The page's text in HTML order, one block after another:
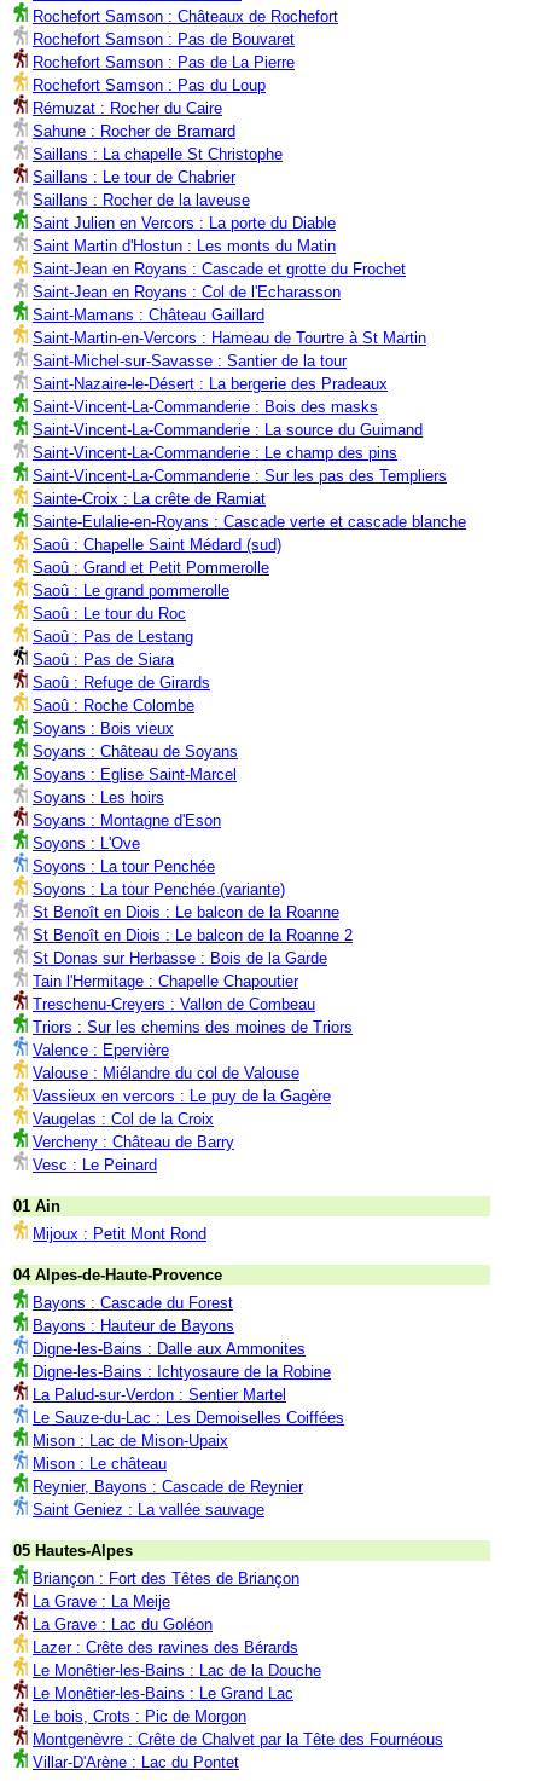
Rochefort Samson : Châteaux de Rochefort
Rochefort Samson : Pas de Bouvaret
Rochefort Samson : Pas de La Pierre
Rochefort Samson : Pas du Loup
Rémuzat : Rocher du Caire
Sahune : Rocher de Bramard
Saillans : La chapelle St Christophe
Saillans : Le tour de Chabrier
Saillans : Rocher de la laveuse
Saint Julien en Vercors : La porte du Diable
Saint Martin d'Hostun : Les monts du Matin
Saint-Jean en Royans : Cascade et grotte du Frochet
Saint-Jean en Royans : Col de l'Echarasson
Saint-Mamans : Château Gaillard
Saint-Martin-en-Vercors : Hameau de Tourtre à St Martin
Saint-Michel-sur-Savasse : Santier de la tour
Saint-Nazaire-le-Désert : La bergerie des Pradeaux
Saint-Vincent-La-Commanderie : Bois des masks
Saint-Vincent-La-Commanderie : La source du Guimand
Saint-Vincent-La-Commanderie : Le champ des pins
Saint-Vincent-La-Commanderie : Sur les pas des Templiers
Sainte-Croix : La crête de Ramiat
Sainte-Eulalie-en-Royans : Cascade verte et cascade blanche
Saoû : Chapelle Saint Médard (sud)
Saoû : Grand et Petit Pommerolle
Saoû : Le grand pommerolle
Saoû : Le tour du Roc
Saoû : Pas de Lestang
Saoû : Pas de Siara
Saoû : Refuge de Girards
Saoû : Roche Colombe
Soyans : Bois vieux
Soyans : Château de Soyans
Soyans : Eglise Saint-Marcel
Soyans : Les hoirs
Soyans : Montagne d'Eson
Soyons : L'Ove
Soyons : La tour Penchée
Soyons : La tour Penchée (variante)
St Benoît en Diois : Le balcon de la Roanne
St Benoît en Diois : Le balcon de la Roanne 2
St Donas sur Herbasse : Bois de la Garde
Tain l'Hermitage : Chapelle Chapoutier
Treschenu-Creyers : Vallon de Combeau
Triors : Sur les chemins des moines de Triors
Valence : Epervière
Valouse : Miélandre du col de Valouse
Vassieux en vercors : Le puy de la Gagère
Vaugelas : Col de la Croix
Vercheny : Château de Barry
Vesc : Le Peinard
01 Ain
Mijoux : Petit Mont Rond
04 Alpes-de-Haute-Provence
Bayons : Cascade du Forest
Bayons : Hauteur de Bayons
Digne-les-Bains : Dalle aux Ammonites
Digne-les-Bains : Ichtyosaure de la Robine
La Palud-sur-Verdon : Sentier Martel
Le Sauze-du-Lac : Les Demoiselles Coiffées
Mison : Lac de Mison-Upaix
Mison : Le château
Reynier, Bayons : Cascade de Reynier
Saint Geniez : La vallée sauvage
05 Hautes-Alpes
Briançon : Fort des Têtes de Briançon
La Grave : La Meije
La Grave : Lac du Goléon
Lazer : Crête des ravines des Bérards
Le Monêtier-les-Bains : Lac de la Douche
Le Monêtier-les-Bains : Le Grand Lac
Le bois, Crots : Pic de Morgon
Montgenèvre : Crête de Chalvet par la Tête des Fournéous
Villar-D'Arène : Lac du Pontet